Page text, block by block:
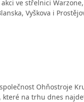
ve střelnici
Vyškova i
Ohňostroje
na trhu dnes